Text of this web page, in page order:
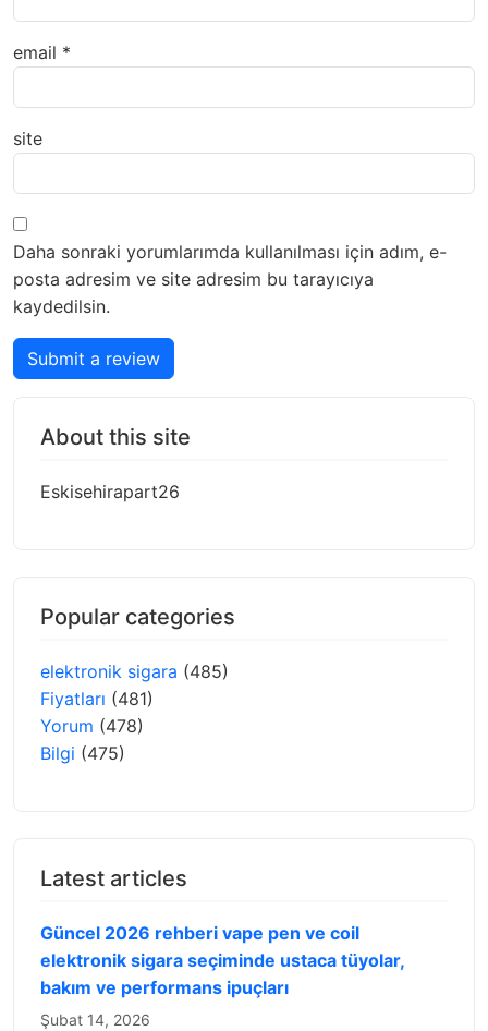
email *
site
Daha sonraki yorumlarımda kullanılması için adım, e-
posta adresim ve site adresim bu tarayıcıya
kaydedilsin.
Submit a review
About this site
Eskisehirapart26
Popular categories
elektronik sigara (485)
Fiyatları (481)
Yorum (478)
Bilgi (475)
Latest articles
Güncel 2026 rehberi vape pen ve coil
elektronik sigara seçiminde ustaca tüyolar,
bakım ve performans ipuçları
Şubat 14, 2026